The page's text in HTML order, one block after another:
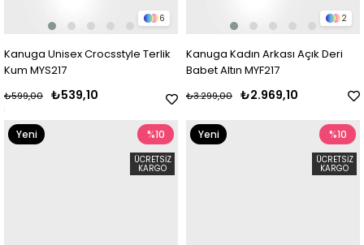
6
Kanuga Unisex Crocsstyle Terlik
Kum MYS217
₺539,10
₺599,00
2
Kanuga Kadın Arkası Açık Deri
Babet Altın MYF217
₺2.969,10
₺3.299,00
%10
ÜCRETSIZ
KARGO
Yeni
%10
ÜCRETSIZ
KARGO
Yeni